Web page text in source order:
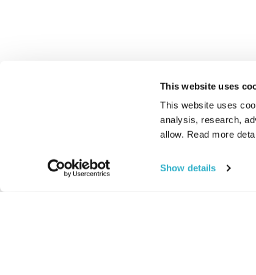
This website uses
This website uses
analysis, research,
allow. Read more
Show details